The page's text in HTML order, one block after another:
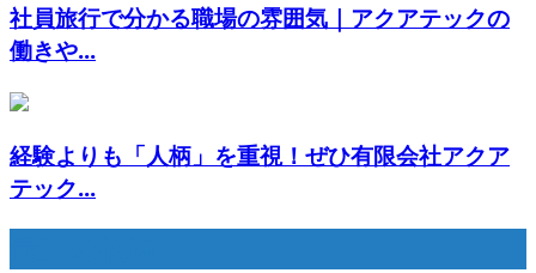
社員旅行で分かる職場の雰囲気｜アクアテックの
働きや...
経験よりも「人柄」を重視！ぜひ有限会社アクア
テック...